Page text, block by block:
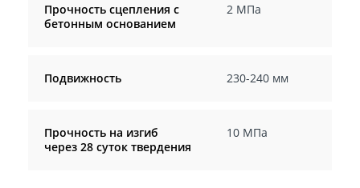
Прочность сцепления с
бетонным основанием
2 МПа
Подвижность 230-240 мм
Прочность на изгиб
через 28 суток твердения
10 МПа